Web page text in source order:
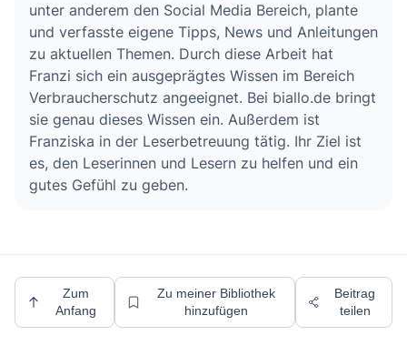
unter anderem den Social Media Bereich, plante
und verfasste eigene Tipps, News und Anleitungen
zu aktuellen Themen. Durch diese Arbeit hat
Franzi sich ein ausgeprägtes Wissen im Bereich
Verbraucherschutz angeeignet. Bei biallo.de bringt
sie genau dieses Wissen ein. Außerdem ist
Franziska in der Leserbetreuung tätig. Ihr Ziel ist
es, den Leserinnen und Lesern zu helfen und ein
gutes Gefühl zu geben.
Zum
Anfang
Zu meiner Bibliothek
hinzufügen
Beitrag
teilen